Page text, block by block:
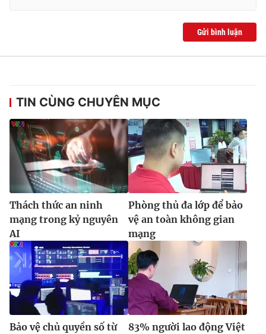
Gửi bình luận
TIN CÙNG CHUYÊN MỤC
Thách thức an ninh
mạng trong kỷ nguyên
AI
Phòng thủ đa lớp để bảo
vệ an toàn không gian
mạng
Bảo vệ chủ quyền số từ
83% người lao động Việt